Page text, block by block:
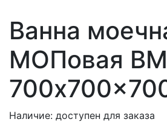
Ванна
МОПовая ВМ
Наличие: доступен для заказа